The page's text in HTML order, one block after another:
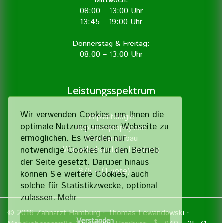
Wir verwenden Cookies, um Ihnen die
optimale Nutzung unserer Webseite zu
ermöglichen. Es werden nur
notwendige Cookies für den Betrieb
der Seite gesetzt. Darüber hinaus
können Sie weitere Cookies, auch
solche für Statistik­zwecke, optional
zulassen.Mehr
08:00 – 13:00 Uhr
13:45 – 19:00 Uhr
Donnerstag & Freitag:
08:00 – 13:00 Uhr
Leistungsspektrum
Implantologie
Implantatprophylaxe
Knochenaufbau
Wurzelbehandlung Hamburg
3/5 - (1 vote)
© 2016Zahnarzt Hamburg· Thomas Lewandowski ·